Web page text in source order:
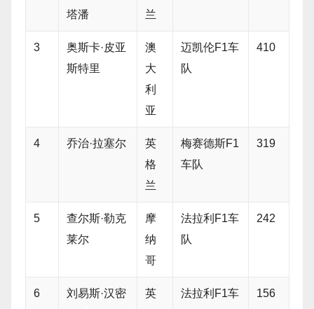
塔潘
兰
3
奥斯卡·皮亚
斯特里
澳
大
利
亚
迈凯伦F1车
队
410
4 乔治·拉塞尔
英
格
兰
梅赛德斯F1
车队
319
5
查尔斯·勒克
莱尔
摩
纳
哥
法拉利F1车
队
242
6
刘易斯·汉密
英
法拉利F1车
156